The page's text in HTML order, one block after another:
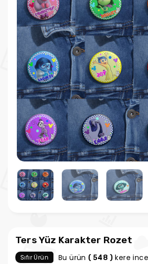
Ters Yüz Karakter Rozet
Sıfır Ürün Bu ürün ( 548 ) kere